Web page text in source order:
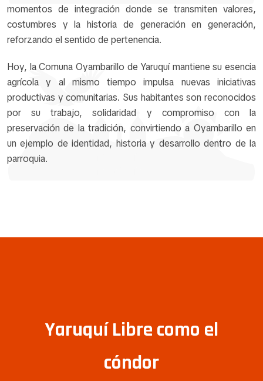
momentos de integración donde se transmiten valores,
costumbres y la historia de generación en generación,
reforzando el sentido de pertenencia.
Hoy, la Comuna Oyambarillo de Yaruquí mantiene su esencia
agrícola y al mismo tiempo impulsa nuevas iniciativas
productivas y comunitarias. Sus habitantes son reconocidos
por su trabajo, solidaridad y compromiso con la
preservación de la tradición, convirtiendo a Oyambarillo en
un ejemplo de identidad, historia y desarrollo dentro de la
parroquia.
Yaruquí Libre como el
cóndor